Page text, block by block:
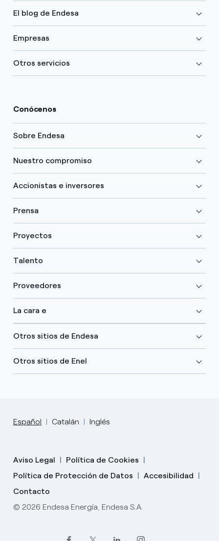
El blog de Endesa
Empresas
Otros servicios
Conócenos
Sobre Endesa
Nuestro compromiso
Accionistas e inversores
Prensa
Proyectos
Talento
Proveedores
La cara e
Otros sitios de Endesa
Otros sitios de Enel
Español Catalán Inglés
Aviso Legal
Política de Cookies
Política de Protección de Datos
Accesibilidad
Contacto
© 2026 Endesa Energía, Endesa S.A.